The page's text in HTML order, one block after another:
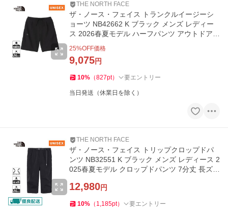
THE NORTH FACE
ザ・ノース・フェイス トランクルイージーシ
ョーツ NB42662 K ブラック メンズ レディー
ス 2026春夏モデル ハーフパンツ アウトドア
25%OFF価格
9,075円
10% （827pt） 要エントリー
当日発送（休業日を除く）
THE NORTH FACE
ザ・ノース・フェイス トリップクロップドパ
ンツ NB32551 K ブラック メンズ レディース 2
025春夏モデル クロップドパンツ 7分丈 長ズボ
12,980円
10% （ 1,185pt） 要エントリー